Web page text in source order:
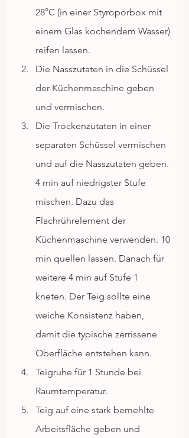
28°C (in einer Styroporbox mit
einem Glas kochendem Wasser)
reifen lassen.
Die Nasszutaten in die Schüssel
der Küchenmaschine geben
und vermischen.
Die Trockenzutaten in einer
separaten Schüssel vermischen
und auf die Nasszutaten geben.
4 min auf niedrigster Stufe
mischen. Dazu das
Flachrührelement der
Küchenmaschine verwenden. 10
min quellen lassen. Danach für
weitere 4 min auf Stufe 1
kneten. Der Teig sollte eine
weiche Konsistenz haben,
damit die typische zerrissene
Oberfläche entstehen kann.
Teigruhe für 1 Stunde bei
Raumtemperatur.
Teig auf eine stark bemehlte
Arbeitsfläche geben und